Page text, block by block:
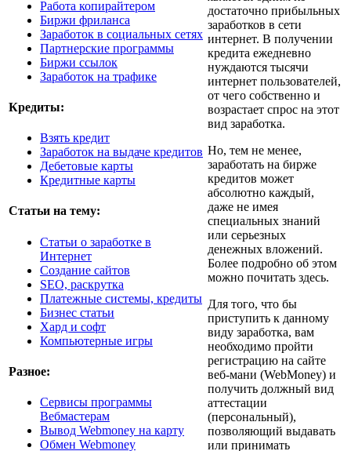
Работа копирайтером
Биржи фриланса
Заработок в социальных сетях
Партнерские программы
Биржи ссылок
Заработок на трафике
Кредиты:
Взять кредит
Заработок на выдаче кредитов
Дебетовые карты
Кредитные карты
Статьи на тему:
Статьи о заработке в
Интернет
Создание сайтов
SEO, раскрутка
Платежные системы, кредиты
Бизнес статьи
Хард и софт
Компьютерные игры
Разное:
Cервисы программы
Вебмастерам
Вывод Webmoney на карту
Обмен Webmoney
достаточно прибыльных
заработков в сети
интернет. В получении
кредита ежедневно
нуждаются тысячи
интернет пользователей,
от чего собственно и
возрастает спрос на этот
вид заработка.
Но, тем не менее,
заработать на бирже
кредитов может
абсолютно каждый,
даже не имея
специальных знаний
или серьезных
денежных вложений.
Более подробно об этом
можно почитать здесь.
Для того, что бы
приступить к данному
виду заработка, вам
необходимо пройти
регистрацию на сайте
веб-мани (WebMoney) и
получить должный вид
аттестации
(персональный),
позволяющий выдавать
или принимать